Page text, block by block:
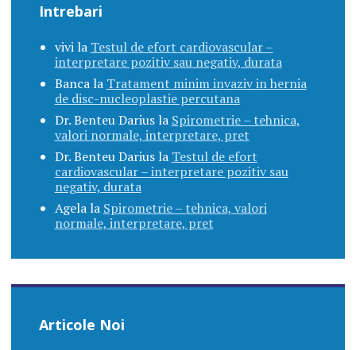
Intrebari
vivila Testul de efort cardiovascular –
interpretare pozitiv sau negativ, durata
Bancala Tratament minim invaziv in hernia
de disc-nucleoplastie percutana
Dr. Benteu Dariusla Spirometrie – tehnica,
valori normale, interpretare, pret
Dr. Benteu Dariusla Testul de efort
cardiovascular – interpretare pozitiv sau
negativ, durata
Agelala Spirometrie – tehnica, valori
normale, interpretare, pret
Articole Noi